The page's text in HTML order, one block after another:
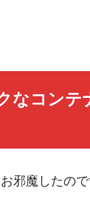
なコンテ
邪魔したの